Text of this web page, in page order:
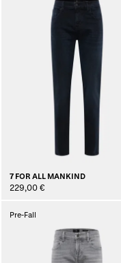
7 FOR ALL MANKIND
229,00 €
Pre-Fall